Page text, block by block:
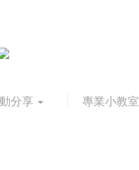
分享 專業小教室